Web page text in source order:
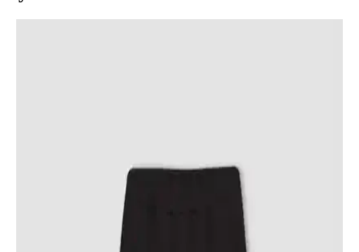
Ispanyol Paça Tayt Ürün Tanıtımı ve Özellikleri
HelloBaby'nin kız bebekler için tasarladığı kaşkorse ispanyol paça
tayt, esnek ve dayanıklı yapısıyla hareket özgürlüğü sağlar, şık
görünüm sunar ve uzun ömürlüdür.